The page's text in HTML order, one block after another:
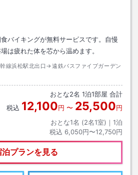
バイキングが無料サービスです。自慢
は疲れた体を芯から温めます。
幹線浜松駅北出口→遠鉄バスファイブガーデン
おとな2名 1泊1部屋 合計
税込 12,100円 〜 25,500円
おとな1名 (2名1室)｜ 1泊
税込 6,050円〜12,750円
泊プランを見る